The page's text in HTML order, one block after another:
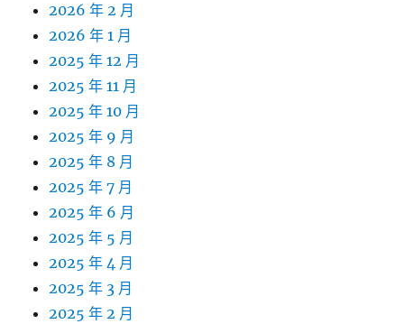
2026 年 2 月
2026 年 1 月
2025 年 12 月
2025 年 11 月
2025 年 10 月
2025 年 9 月
2025 年 8 月
2025 年 7 月
2025 年 6 月
2025 年 5 月
2025 年 4 月
2025 年 3 月
2025 年 2 月